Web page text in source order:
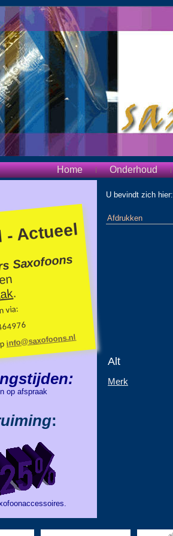
Home Onderhoud
- Actueel
Saxofoons
.
via:
info@saxofoons.nl
op afspraak
:
U bevindt zich hier:
Afdrukken
Alt
Merk